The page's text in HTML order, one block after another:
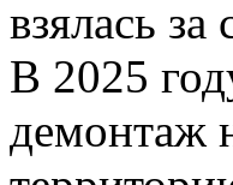
взялась
В 2025
демонтаж